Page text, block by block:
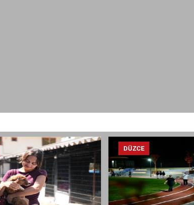
DÜZCE